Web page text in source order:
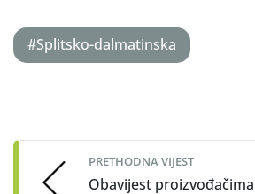
#Splitsko-dalmatinska
navigation
PRETHODNA VIJEST
Obavijest